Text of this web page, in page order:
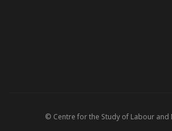
© Centre for the Study of Labour and